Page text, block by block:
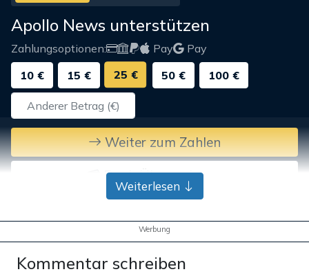
Apollo News unterstützen
Zahlungsoptionen: Pay
Pay
10 €
15 € 25 € 50 € 100 €
Weiter zum Zahlen
Bank-Überweisung
Weiterlesen
Werbung
Kommentar schreiben